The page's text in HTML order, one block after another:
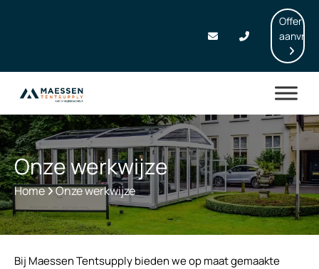
Offerte
Onze werkwijze
Home Onze werkwijze
Bij Maessen Tentsupply bieden we op maat gemaakte